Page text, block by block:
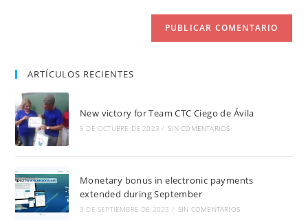
ARTÍCULOS RECIENTES
New victory for Team CTC Ciego de Ávila
5 DE OCTUBRE DE 2023 / SIN COMENTARIOS
Monetary bonus in electronic payments
extended during September
3 DE SEPTIEMBRE DE 2023 / SIN COMENTARIOS